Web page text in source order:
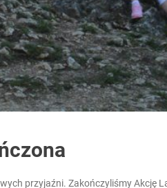
przyjaźni. Zakończyliśmy Akcję